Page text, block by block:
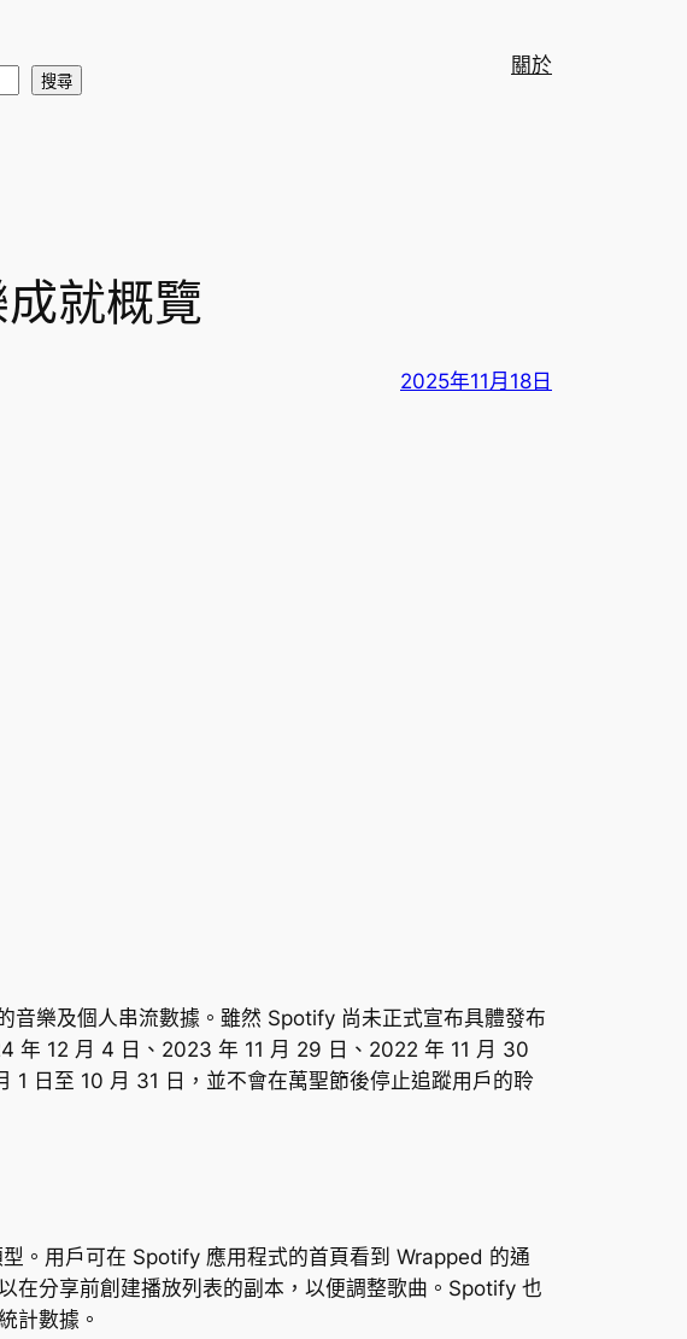
搜尋
關於
就概覽
2025年11月18日
樂及個人串流數據。雖然 Spotify 尚未正式宣布具體發布
年 12 月 4 日、2023 年 11 月 29 日、2022 年 11 月 30
日至 10 月 31 日，並不會在萬聖節後停止追蹤用戶的聆
。用戶可在 Spotify 應用程式的首頁看到 Wrapped 的通
在分享前創建播放列表的副本，以便調整歌曲。Spotify 也
計數據。